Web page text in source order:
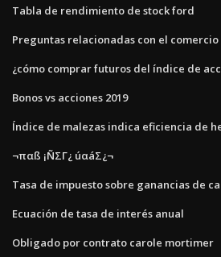
Tabla de rendimiento de stock ford
Preguntas relacionadas con el comercio
¿cómo comprar futuros del índice de
Bonos vs acciones 2019
Índice de malezas indica eficiencia de
¬παß ¡ÑΣΓ¿ úαáΣ¿¬
Tasa de impuesto sobre ganancias de
Ecuación de tasa de interés anual
Obligado por contrato carole mortimer